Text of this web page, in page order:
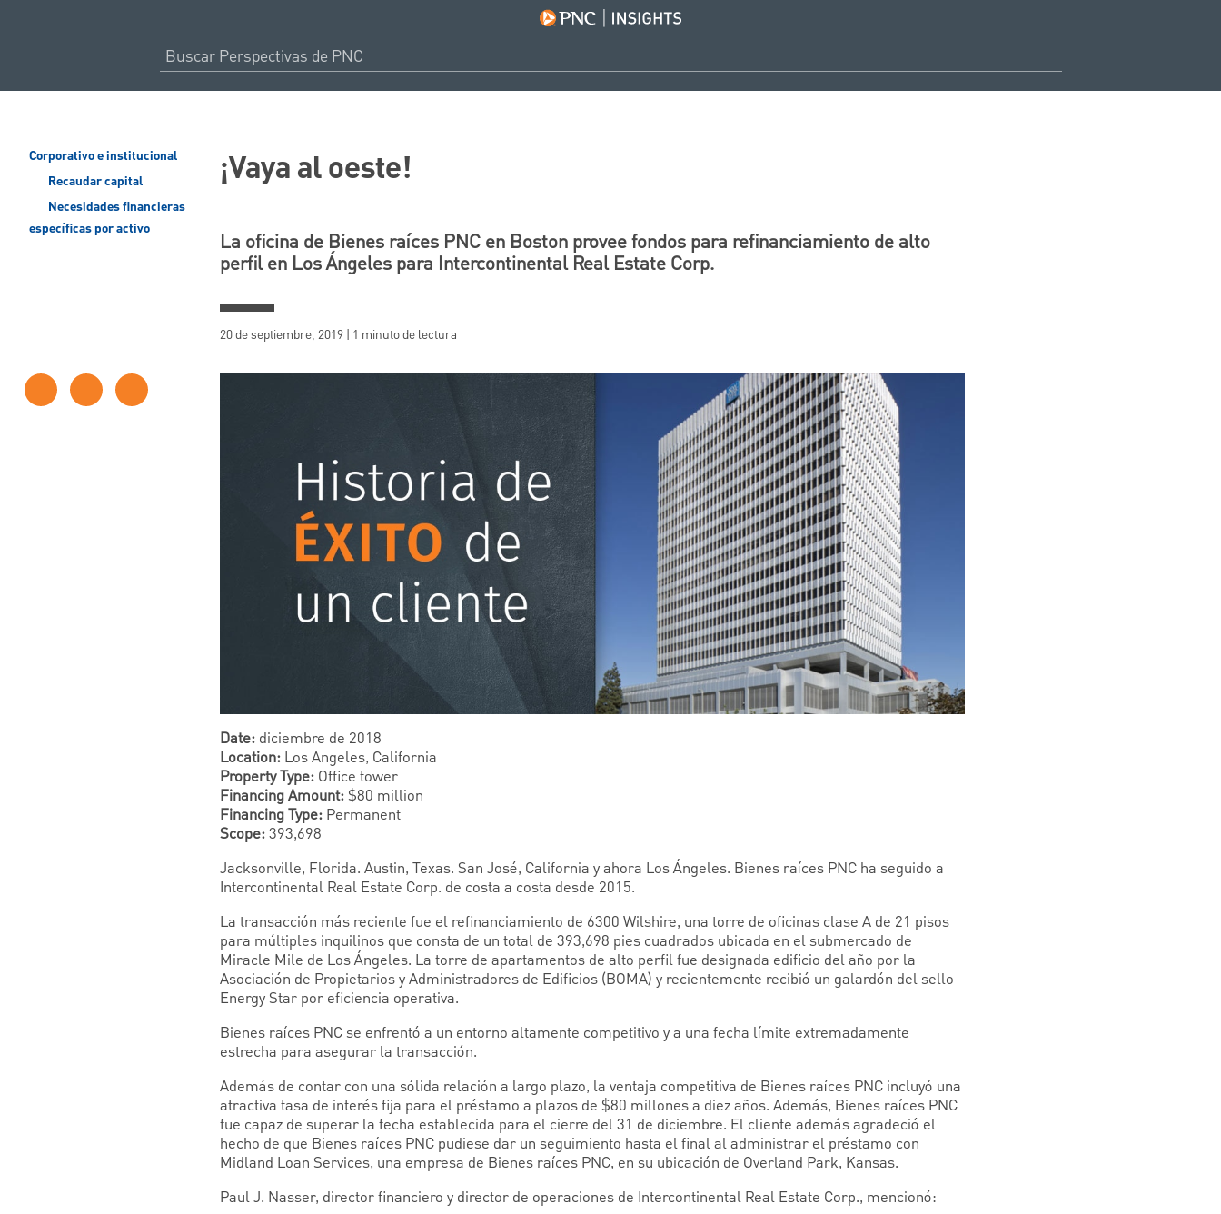
Corporativo e institucional
Recaudar capital
Necesidades financieras
específicas por activo
¡Vaya al oeste!
La oficina de Bienes raíces PNC en Boston provee fondos para refinanciamiento de alto
perfil en Los Ángeles para Intercontinental Real Estate Corp.
20 de septiembre, 2019 | 1 minuto de lectura
Date: diciembre de 2018
Location: Los Angeles, California
Property Type: Office tower
Financing Amount:$80 million
Financing Type: Permanent
Scope:393,698
Jacksonville, Florida. Austin, Texas. San José, California y ahora Los Ángeles. Bienes raíces PNC ha seguido a
Intercontinental Real Estate Corp. de costa a costa desde 2015.
La transacción más reciente fue el refinanciamiento de 6300 Wilshire, una torre de oficinas clase A de 21 pisos
para múltiples inquilinos que consta de un total de 393,698 pies cuadrados ubicada en el submercado de
Miracle Mile de Los Ángeles. La torre de apartamentos de alto perfil fue designada edificio del año por la
Asociación de Propietarios y Administradores de Edificios (BOMA) y recientemente recibió un galardón del sello
Energy Star por eficiencia operativa.
Bienes raíces PNC se enfrentó a un entorno altamente competitivo y a una fecha límite extremadamente
estrecha para asegurar la transacción.
Además de contar con una sólida relación a largo plazo, la ventaja competitiva de Bienes raíces PNC incluyó una
atractiva tasa de interés fija para el préstamo a plazos de $80 millones a diez años. Además, Bienes raíces PNC
fue capaz de superar la fecha establecida para el cierre del 31 de diciembre. El cliente además agradeció el
hecho de que Bienes raíces PNC pudiese dar un seguimiento hasta el final al administrar el préstamo con
Midland Loan Services, una empresa de Bienes raíces PNC, en su ubicación de Overland Park, Kansas.
Paul J. Nasser, director financiero y director de operaciones de Intercontinental Real Estate Corp., mencionó: